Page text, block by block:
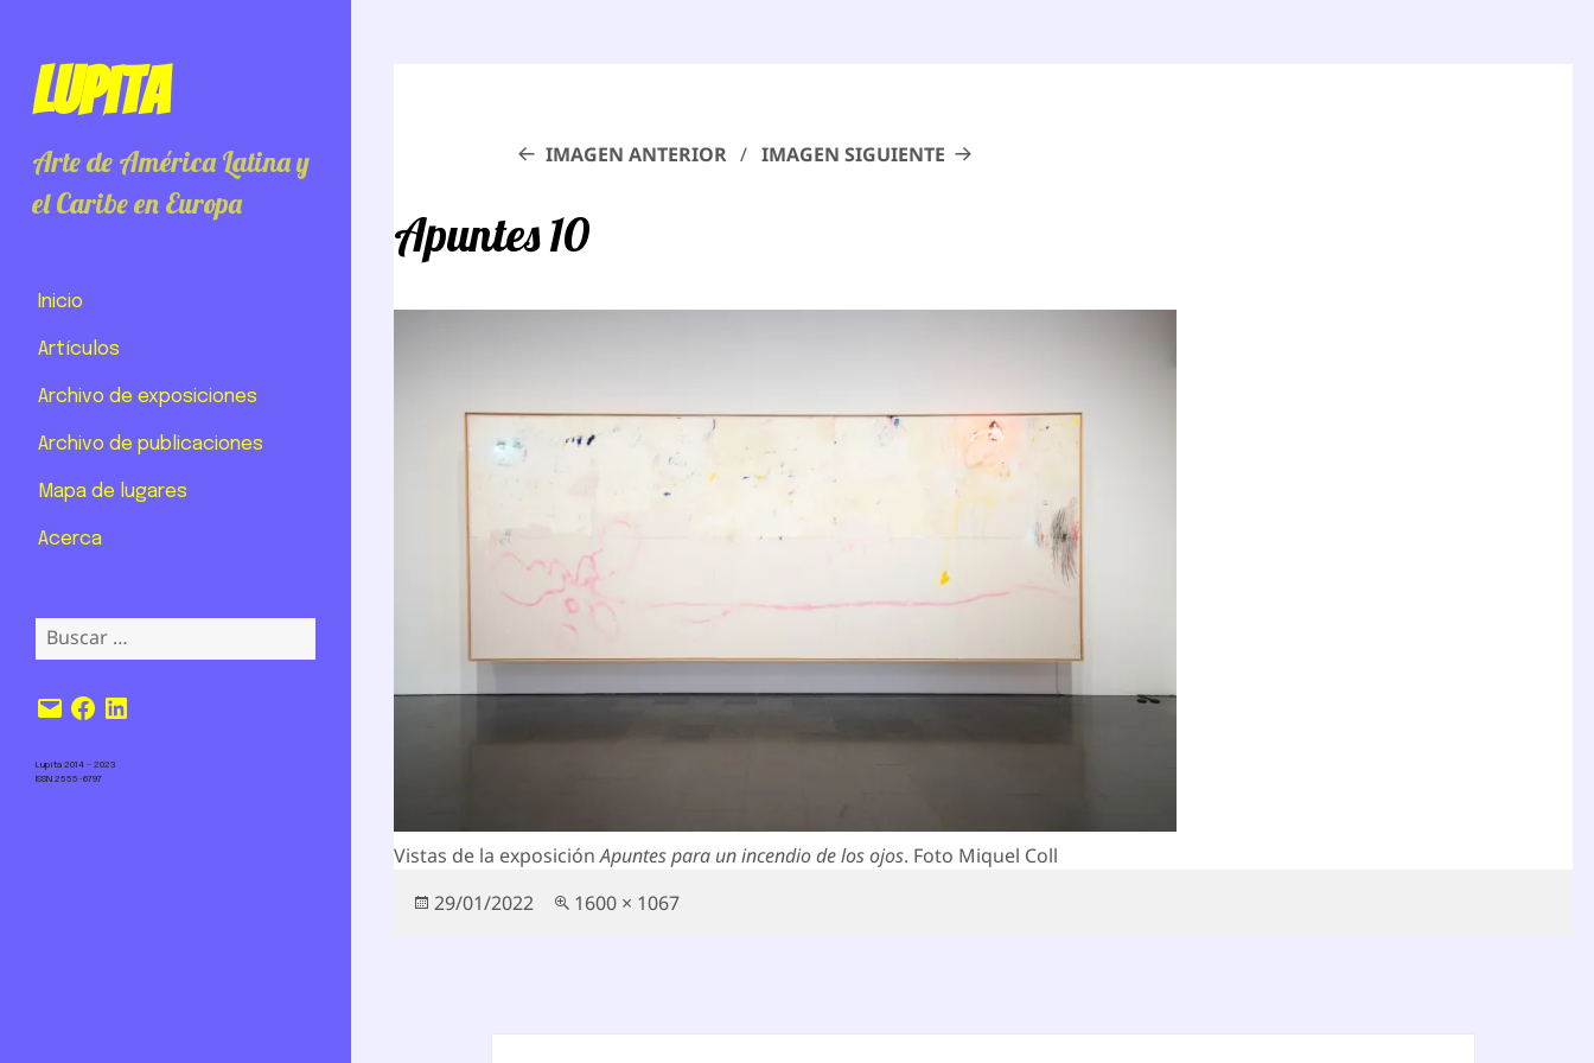
Lupita
Arte de América Latina y
el Caribe en Europa
Inicio
Artículos
Archivo de exposiciones
Archivo de publicaciones
Mapa de lugares
Acerca
Buscar:
Correo
electrónico
Facebook
LinkedIn
Lupita 2014 – 2023
ISSN 2555-6797
IMAGEN ANTERIOR IMAGEN SIGUIENTE
Apuntes 10
Vistas de la exposiciónApuntes para un incendio de los ojos. Foto Miquel Coll
Publicado
29/01/2022
Tamaño
1600 × 1067